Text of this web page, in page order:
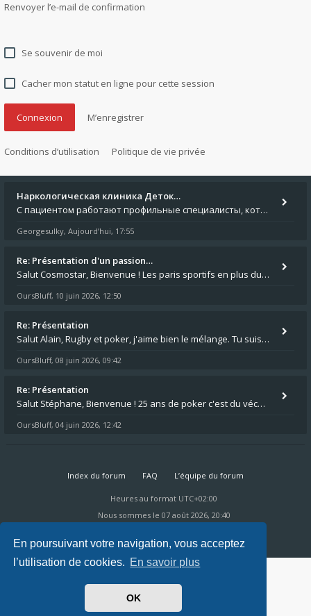
En poursuivant votre navigation, vous acceptez
l’utilisation de cookies. En savoir plus
OK
Renvoyer l’e-mail de confirmation
Se souvenir de moi
Cacher mon statut en ligne pour cette session
M’enregistrer
Conditions d’utilisation Politique de vie privée
Наркологическая клиника Деток…
С пациентом работают профильные специалисты, которые оценивают состояние и подбирают безопасный план помощи. Исследоват
Georgesulky, Aujourd’hui, 17:55
Re: Présentation d'un passion…
Salut Cosmostar, Bienvenue ! Les paris sportifs en plus du poker, c'est ce que je fais aussi. Surtout la NBA, je mise su
OursBluff, 10 juin 2026, 12:50
Re: Présentation
Salut Alain, Rugby et poker, j'aime bien le mélange. Tu suis le rugby du coin ? Moi j'essaie d'aller voir des matchs de
OursBluff, 08 juin 2026, 09:42
Re: Présentation
Salut Stéphane, Bienvenue ! 25 ans de poker c'est du vécu quand même. Moi je suis relativementnouveau (2018) mais j'ai a
OursBluff, 04 juin 2026, 12:42
Index du forum FAQ L’équipe du forum
Heures au format UTC+02:00
Nous sommes le 07 août 2026, 20:40
Ravaio Theme by Gramziu